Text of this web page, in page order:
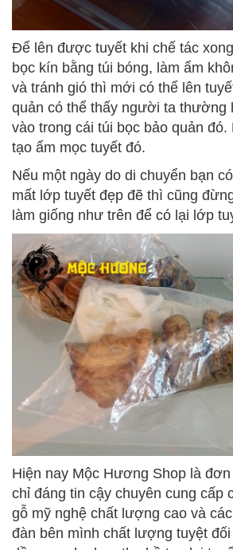
Để lên được tuyết khi chế tác
bọc kín bằng túi bóng, làm ẩm
và tránh gió thì mới có thể lên
quản có thể thấy người ta thường
vào trong cái túi bọc bảo quản đó.
tạo ẩm mọc tuyết đó.
Nếu một ngày do di chuyển bạn
mất lớp tuyết đẹp đẽ thì cũng
làm giống như trên để có lại lớp
Hiện nay Mộc Hương Shop là
chỉ đáng tin cậy chuyên cung cấp
gỗ mỹ nghệ chất lượng cao và
đàn bên mình chất lượng tuyệt